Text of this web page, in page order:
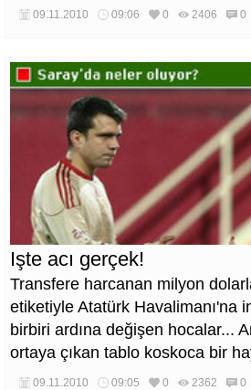
09.11.2010 09:06 0 2406 0
Işte acı gerçek!
Transfere harcanan milyon
etiketiyle Atatürk Havalimanı'na
birbiri ardına değişen hocalar...
ortaya çıkan tablo koskoca bir
09.11.2010 09:05 0 2362 0